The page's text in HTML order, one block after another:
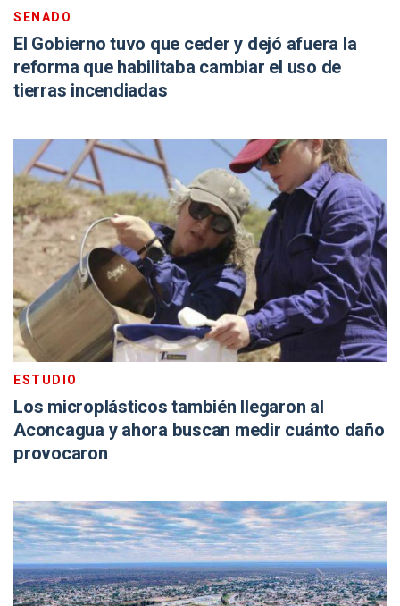
SENADO
El Gobierno tuvo que ceder y dejó afuera la
reforma que habilitaba cambiar el uso de
tierras incendiadas
ESTUDIO
Los microplásticos también llegaron al
Aconcagua y ahora buscan medir cuánto daño
provocaron